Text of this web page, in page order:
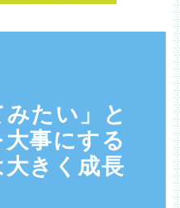
みたい」と
事にする
きく成長